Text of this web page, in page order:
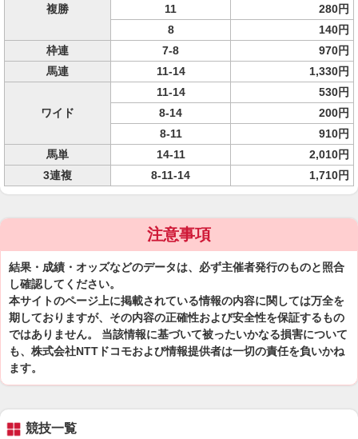
複勝
11
280円
8
140円
枠連
7-8
970円
馬連
11-14 1,330円
ワイド
11-14
530円
8-14
200円
8-11
910円
馬単
14-11
2,010円
3連複
8-11-14 1,710円
注意事項
結果・成績・オッズなどのデータは、必ず主催者発行のものと照合
し確認してください。
本サイトのページ上に掲載されている情報の内容に関しては万全を
期しておりますが、その内容の正確性および安全性を保証するもの
ではありません。 当該情報に基づいて被ったいかなる損害について
も、株式会社NTTドコモおよび情報提供者は一切の責任を負いかね
ます。
競技一覧